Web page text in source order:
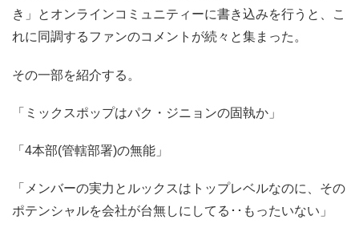
き」とオンラインコミュニティーに書き込みを行うと、こ
れに同調するファンのコメントが続々と集まった。
その一部を紹介する。
「ミックスポップはパク・ジニョンの固執か」
「4本部(管轄部署)の無能」
「メンバーの実力とルックスはトップレベルなのに、その
ポテンシャルを会社が台無しにしてる･･もったいない」